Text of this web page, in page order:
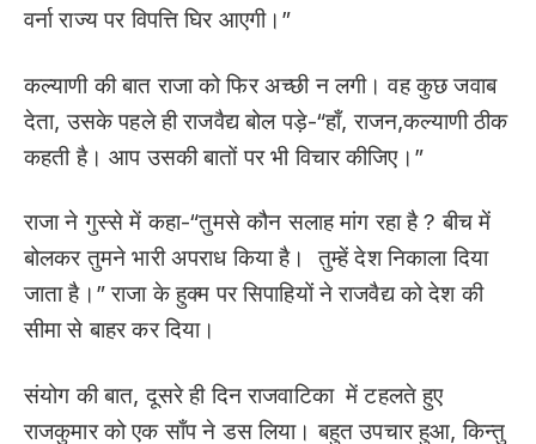
वर्ना राज्य पर विपत्ति घिर आएगी।”
कल्याणी की बात राजा को फिर अच्छी न लगी। वह कुछ जवाब
देता, उसके पहले ही राजवैद्य बोल पड़े-“हाँ, राजन,कल्याणी ठीक
कहती है। आप उसकी बातों पर भी विचार कीजिए।”
राजा ने गुस्से में कहा-“तुमसे कौन सलाह मांग रहा है ? बीच में
बोलकर तुमने भारी अपराध किया है। तुम्हें देश निकाला दिया
जाता है।” राजा के हुक्म पर सिपाहियों ने राजवैद्य को देश की
सीमा से बाहर कर दिया।
संयोग की बात, दूसरे ही दिन राजवाटिका में टहलते हुए
राजकुमार को एक साँप ने डस लिया। बहुत उपचार हुआ, किन्तु